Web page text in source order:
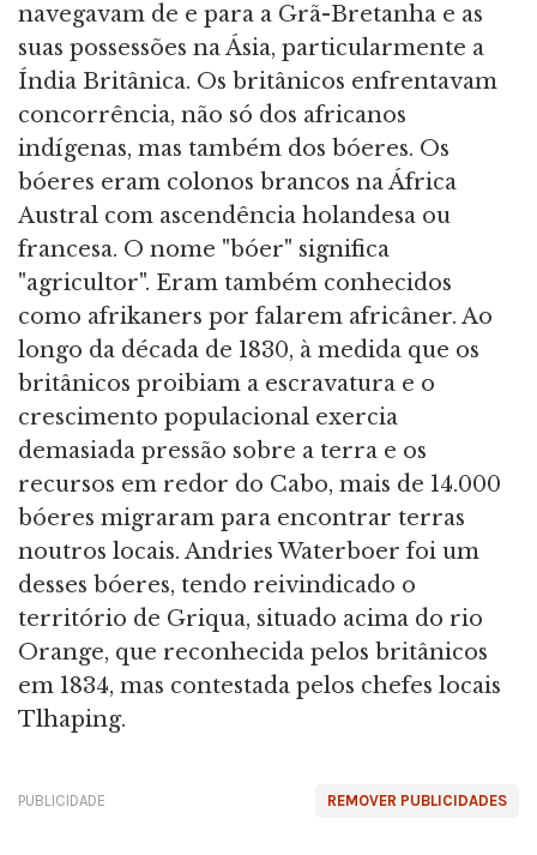
navegavam de e para a Grã-Bretanha e as
suas possessões na Ásia, particularmente a
Índia Britânica. Os britânicos enfrentavam
concorrência, não só dos africanos
indígenas, mas também dos bóeres. Os
bóeres eram colonos brancos na África
Austral com ascendência holandesa ou
francesa. O nome "bóer" significa
"agricultor". Eram também conhecidos
como afrikaners por falarem africâner. Ao
longo da década de 1830, à medida que os
britânicos proibiam a escravatura e o
crescimento populacional exercia
demasiada pressão sobre a terra e os
recursos em redor do Cabo, mais de 14.000
bóeres migraram para encontrar terras
noutros locais. Andries Waterboer foi um
desses bóeres, tendo reivindicado o
território de Griqua, situado acima do rio
Orange, que reconhecida pelos britânicos
em 1834, mas contestada pelos chefes locais
Tlhaping.
REMOVER PUBLICIDADES
PUBLICIDADE